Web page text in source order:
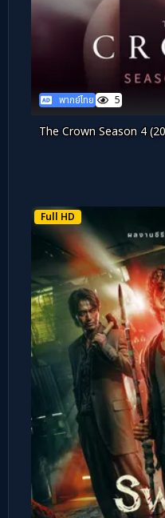
พากย์ไทย 5
The Crown Season 4
Full HD